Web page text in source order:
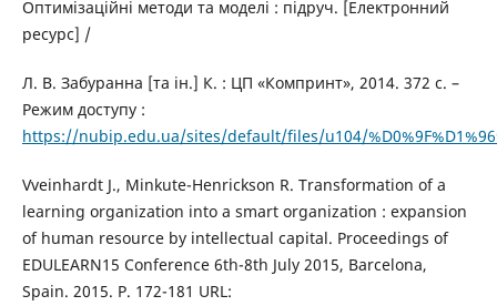
Оптимізаційні методи та моделі : підруч. [Електронний
ресурс] /
Л. В. Забуранна [та ін.] К. : ЦП «Компринт», 2014. 372 с. –
Режим доступу :
https://nubip.edu.ua/sites/default/files/u104/
Vveinhardt J., Minkute-Henrickson R. Transformation of a
learning organization into a smart organization : expansion
of human resource by intellectual capital. Proceedings of
EDULEARN15 Conference 6th-8th July 2015, Barcelona,
Spain. 2015. P. 172-181 URL: